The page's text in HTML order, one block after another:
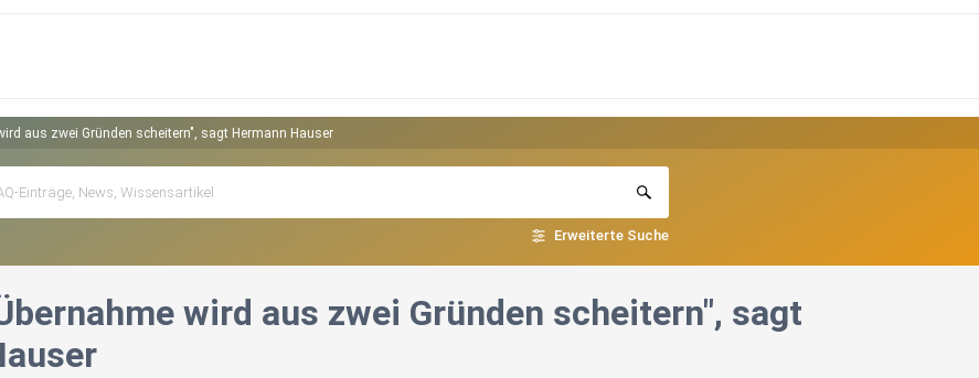
aus zwei Gründen scheitern", sagt Hermann Hauser
Erweiterte Suche
wird aus zwei Gründen scheitern", sagt